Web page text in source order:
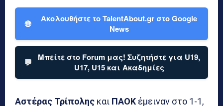
🌐
Ακολουθήστε το TalentAbout.gr στο Google
News
💬
Μπείτε στο Forum μας! Συζητήστε για U19,
U17, U15 και Ακαδημίες
Αστέρας Τρίπολης και ΠΑΟΚ έμειναν στο 1-1,